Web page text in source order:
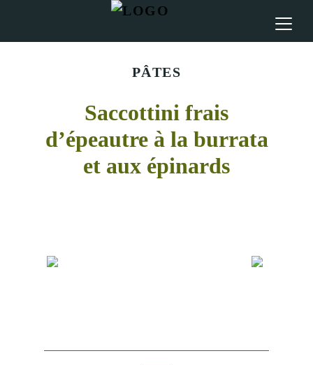
PÂTES
Saccottini frais
d’épeautre à la burrata
et aux épinards